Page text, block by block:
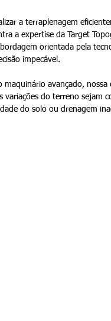
a terraplenagem
a expertise da Target
orientada pela
impecável.
maquinário avançado, nossa
variações do terreno sejam
do solo ou drenagem